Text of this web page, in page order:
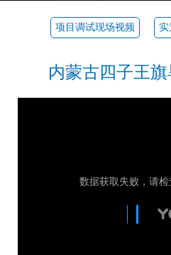
项目调试现场视频 实
内蒙古四子王